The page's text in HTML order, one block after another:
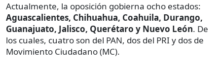
Actualmente, la oposición gobierna ocho estados:
Aguascalientes, Chihuahua, Coahuila, Durango,
Guanajuato, Jalisco, Querétaro y Nuevo León. De
los cuales, cuatro son del PAN, dos del PRI y dos de
Movimiento Ciudadano (MC).